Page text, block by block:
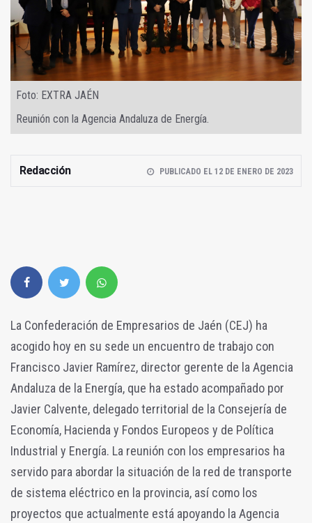
Foto: EXTRA JAÉN
Reunión con la Agencia Andaluza de Energía.
Redacción PUBLICADO EL 12 DE ENERO DE 2023
La Confederación de Empresarios de Jaén (CEJ) ha
acogido hoy en su sede un encuentro de trabajo con
Francisco Javier Ramírez, director gerente de la Agencia
Andaluza de la Energía, que ha estado acompañado por
Javier Calvente, delegado territorial de la Consejería de
Economía, Hacienda y Fondos Europeos y de Política
Industrial y Energía. La reunión con los empresarios ha
servido para abordar la situación de la red de transporte
de sistema eléctrico en la provincia, así como los
proyectos que actualmente está apoyando la Agencia